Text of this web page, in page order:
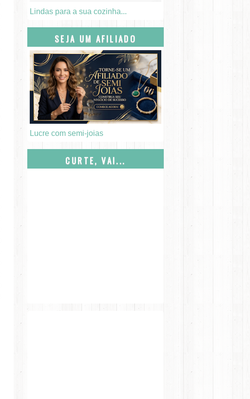
Lindas para a sua cozinha...
SEJA UM AFILIADO
Lucre com semi-joias
CURTE, VAI...